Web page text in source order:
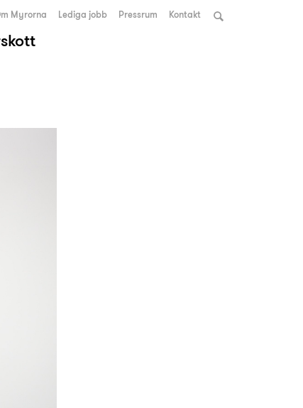
Myrorna Lediga jobb Pressrum Kontakt